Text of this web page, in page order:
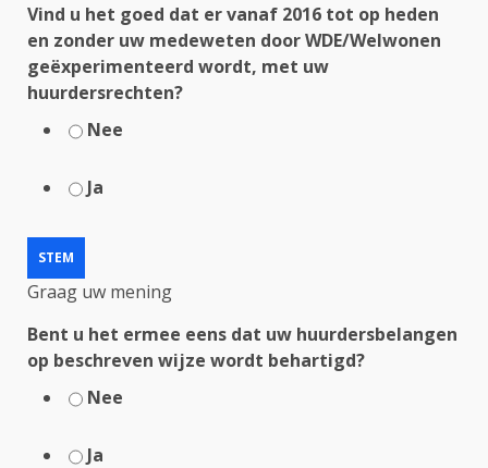
Vind u het goed dat er vanaf 2016 tot op heden
en zonder uw medeweten door WDE/Welwonen
geëxperimenteerd wordt, met uw
huurdersrechten?
Nee
Ja
Graag uw mening
Bent u het ermee eens dat uw huurdersbelangen
op beschreven wijze wordt behartigd?
Nee
Ja